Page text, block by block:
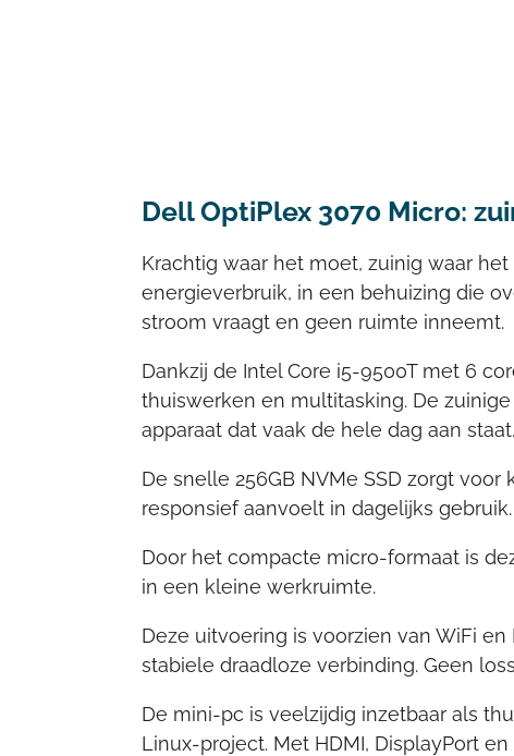
Dell OptiPlex 3070 Micro:
Krachtig waar het moet, zuinig waar
energieverbruik, in een behuizing die
stroom vraagt en geen ruimte inneemt.
Dankzij de Intel Core i5-9500T met 6
thuiswerken en multitasking. De
apparaat dat vaak de hele dag aan staat.
De snelle 256GB NVMe SSD zorgt
responsief aanvoelt in dagelijks gebruik.
Door het compacte micro-formaat is
in een kleine werkruimte.
Deze uitvoering is voorzien van WiFi
stabiele draadloze verbinding. Geen
De mini-pc is veelzijdig inzetbaar als
Linux-project. Met HDMI, DisplayPort